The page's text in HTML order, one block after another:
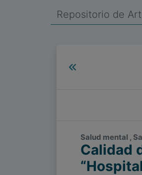
Repositorio de
Salud mental ,
Calidad